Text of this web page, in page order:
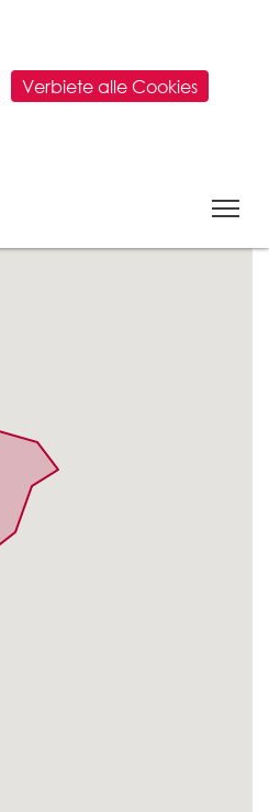
Verbiete alle Cookies